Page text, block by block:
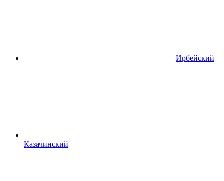
Ирбейский
Казачинский